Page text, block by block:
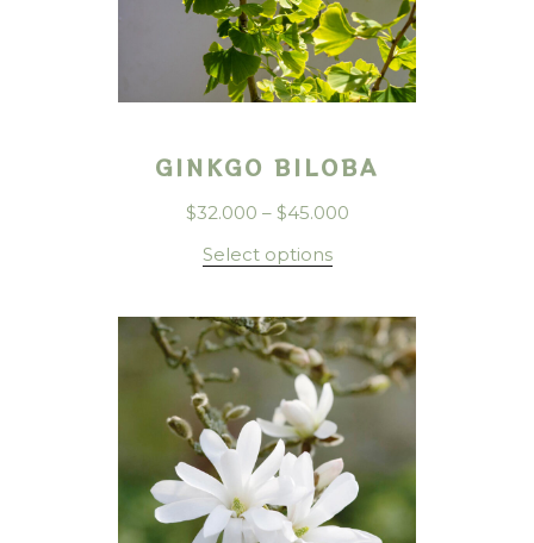
GINKGO BILOBA
$32.000 – $45.000
Select options